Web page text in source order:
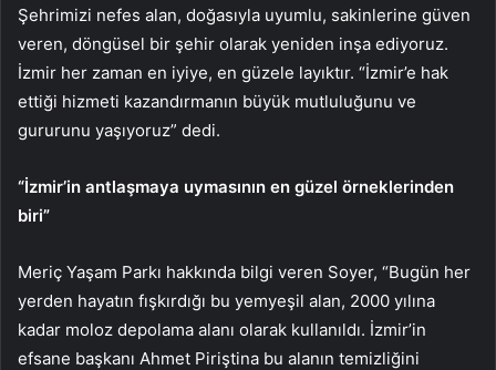
Şehrimizi nefes alan, doğasıyla uyumlu, sakinlerine güven
veren, döngüsel bir şehir olarak yeniden inşa ediyoruz.
İzmir her zaman en iyiye, en güzele layıktır. “İzmir’e hak
ettiği hizmeti kazandırmanın büyük mutluluğunu ve
gururunu yaşıyoruz” dedi.
“İzmir’in antlaşmaya uymasının en güzel örneklerinden
biri”
Meriç Yaşam Parkı hakkında bilgi veren Soyer, “Bugün her
yerden hayatın fışkırdığı bu yemyeşil alan, 2000 yılına
kadar moloz depolama alanı olarak kullanıldı. İzmir’in
efsane başkanı Ahmet Piriştina bu alanın temizliğini